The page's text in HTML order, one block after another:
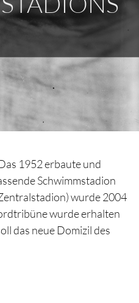
1952 erbaute und
Schwimmstadion
wurde 2004
wurde erhalten
das neue Domizil des